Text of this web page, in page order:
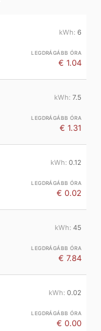
6
€ 1.04
7.5
€ 1.31
0.12
€ 0.02
45
€ 7.84
0.02
€ 0.00